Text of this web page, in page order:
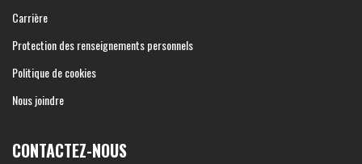
Carrière
Protection des renseignements personnels
Politique de cookies
Nous joindre
CONTACTEZ-NOUS